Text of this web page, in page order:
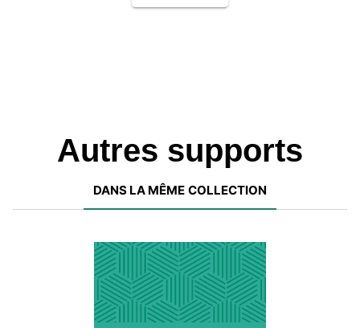
Autres supports
DANS LA MÊME COLLECTION